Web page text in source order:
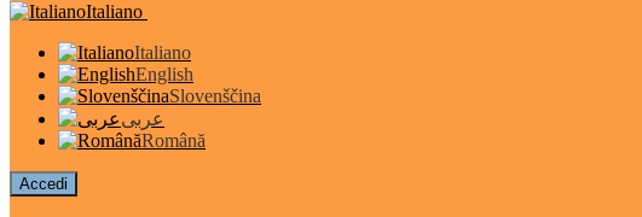
Italiano
Italiano
English
Slovenščina
عربى
Română
Accedi